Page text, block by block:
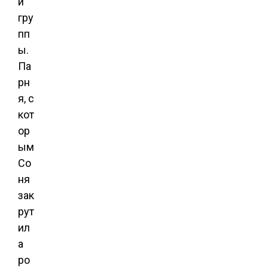
гру
пп
ы.
Па
рн
я, с
кот
ор
ым
Со
ня
зак
рут
ил
а
ро